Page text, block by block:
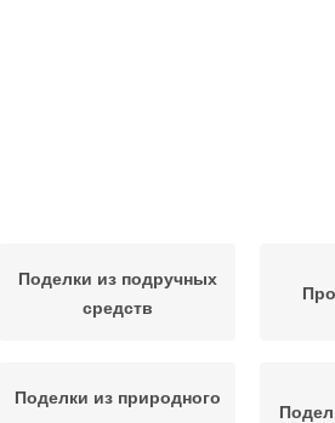
Поделки из подручных
средств
Поделки из природного